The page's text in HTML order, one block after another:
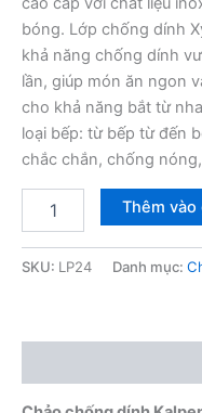
bóng. Lớp chống dính
khả năng chống dính
lần, giúp món ăn ngon
cho khả năng bắt từ
loại bếp: từ bếp từ đến
chắc chắn, chống
chống
Kalpen
Thêm vào
SKU: LP24 Danh mục: